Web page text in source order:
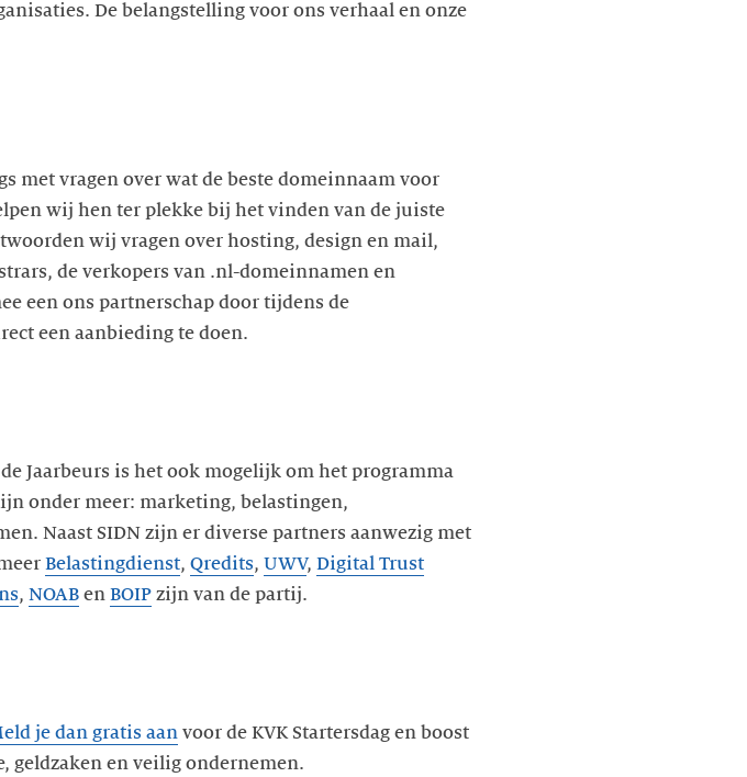
De belangstelling voor ons verhaal en onze
met vragen over wat de beste domeinnaam voor
wij hen ter plekke bij het vinden van de juiste
wij vragen over hosting, design en mail,
de verkopers van .nl-domeinnamen en
een ons partnerschap door tijdens de
een aanbieding te doen.
Jaarbeurs is het ook mogelijk om het programma
onder meer: marketing, belastingen,
Naast SIDN zijn er diverse partners aanwezig met
Belastingdienst, Qredits, UWV, Digital Trust
, NOAB en BOIP zijn van de partij.
je dan gratis aan voor de KVK Startersdag en boost
geldzaken en veilig ondernemen.